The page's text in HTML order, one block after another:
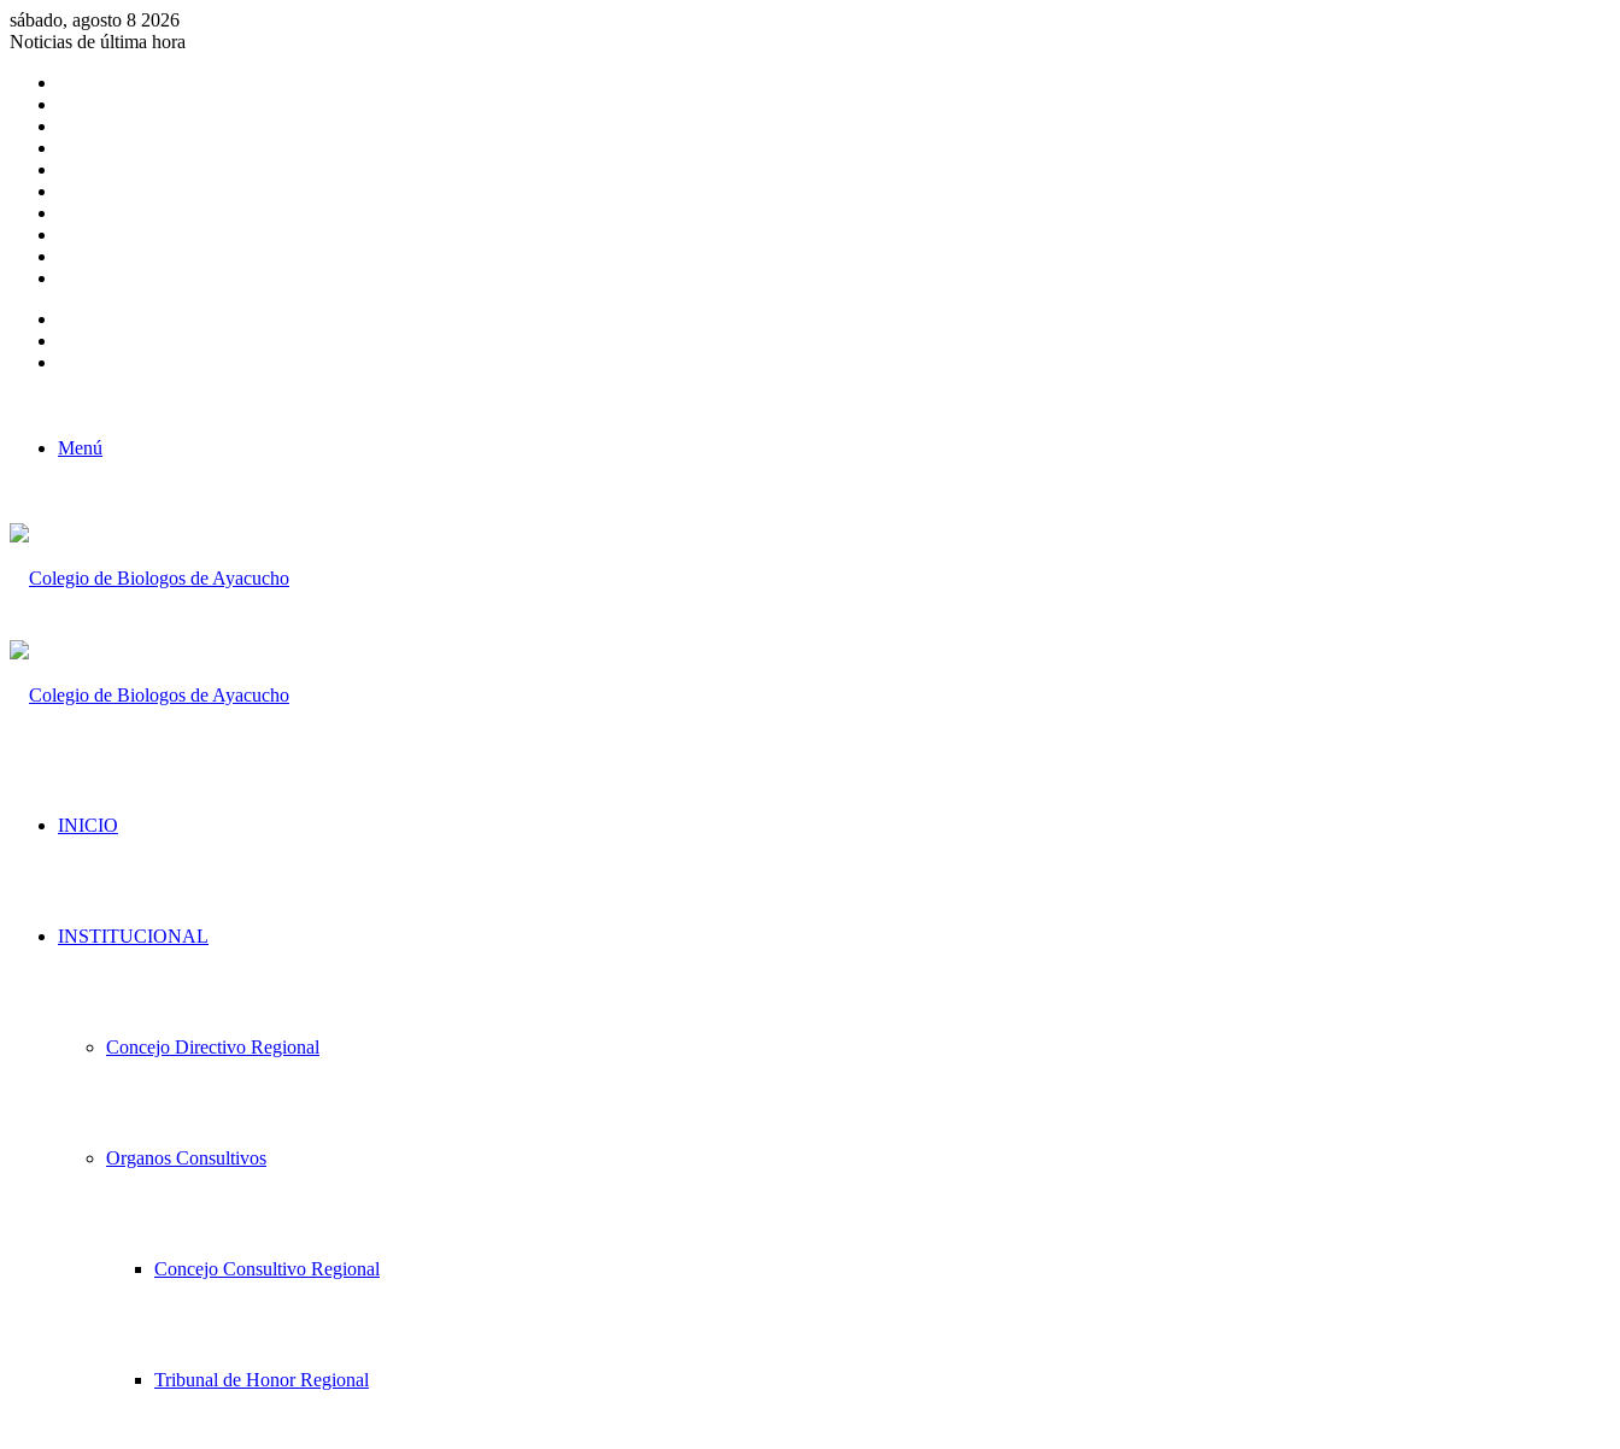
sábado, agosto 8 2026
Noticias de última hora
Menú
INICIO
INSTITUCIONAL
Concejo Directivo Regional
Organos Consultivos
Concejo Consultivo Regional
Tribunal de Honor Regional